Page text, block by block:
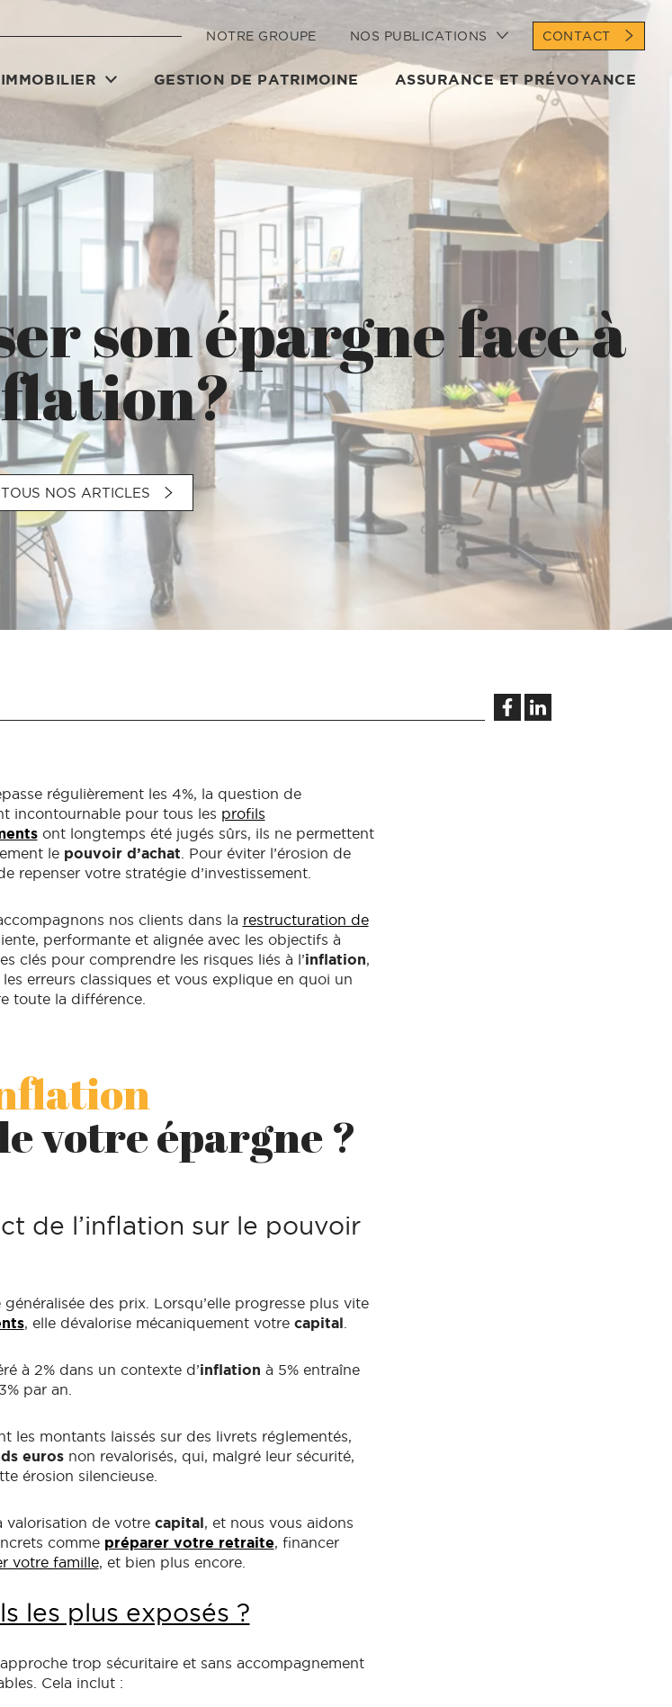
NOTRE GROUPE NOS PUBLICATIONS CONTACT
IMMOBILIER GESTION DE PATRIMOINE ASSURANCE ET PRÉVOYANCE
son épargne face à
NOS ARTICLES
régulièrement les 4%, la question de
incontournable pour tous les profils
ont longtemps été jugés sûrs, ils ne permettent
le pouvoir d’achat . Pour éviter l’érosion de
repenser votre stratégie d’investissement.
nos clients dans la restructuration de
performante et alignée avec les objectifs à
clés pour comprendre les risques liés à l’inflation,
erreurs classiques et vous explique en quoi un
toute la différence.
votre épargne ?
de l’inflation sur le pouvoir
des prix. Lorsqu’elle progresse plus vite
, elle dévalorise mécaniquement votre capital
à 2% dans un contexte d’inflation à 5% entraîne
par an.
les montants laissés sur des livrets réglementés,
eurosnon revalorisés, qui, malgré leur sécurité,
érosion silencieuse.
valorisation de votre capital, et nous vous aidons
comme préparer votre retraite, financer
votre famille, et bien plus encore.
les plus exposés ?
trop sécuritaire et sans accompagnement
Cela inclut :